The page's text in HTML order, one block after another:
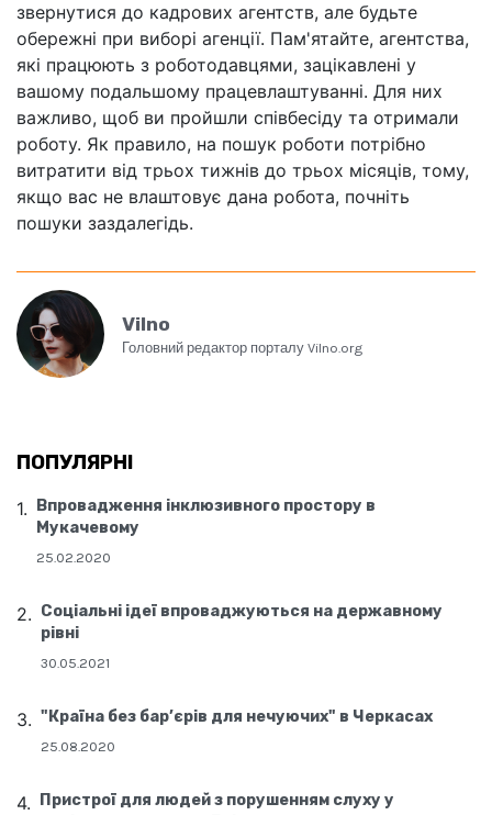
звернутися до кадрових агентств, але будьте
обережні при виборі агенції. Пам'ятайте, агентства,
які працюють з роботодавцями, зацікавлені у
вашому подальшому працевлаштуванні. Для них
важливо, щоб ви пройшли співбесіду та отримали
роботу. Як правило, на пошук роботи потрібно
витратити від трьох тижнів до трьох місяців, тому,
якщо вас не влаштовує дана робота, почніть
пошуки заздалегідь.
Vilno
Головний редактор порталу Vilno.org
ПОПУЛЯРНІ
Впровадження інклюзивного простору в
Мукачевому
25.02.2020
Соціальні ідеї впроваджуються на державному
рівні
30.05.2021
"Країна без бар’єрів для нечуючих" в Черкасах
25.08.2020
Пристрої для людей з порушенням слуху у